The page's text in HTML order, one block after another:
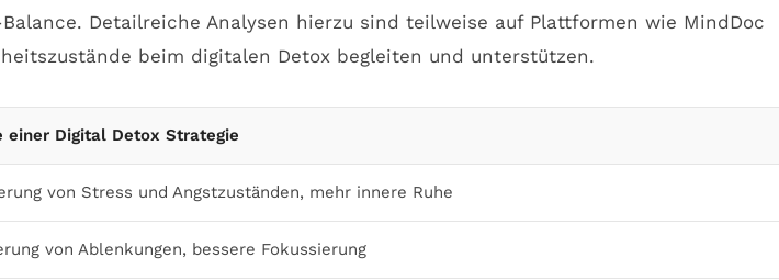
Detailreiche Analysen hierzu sind teilweise auf Plattformen wie MindDoc
beim digitalen Detox begleiten und unterstützen.
einer Digital Detox Strategie
von Stress und Angstzuständen, mehr innere Ruhe
von Ablenkungen, bessere Fokussierung